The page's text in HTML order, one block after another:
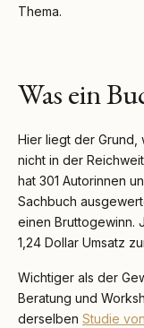
Thema.
Was ein
Hier liegt der Grund,
nicht in der
hat 301 Autorinnen
Sachbuch
einen Bruttogewinn.
1,24 Dollar Umsatz
Wichtiger als der
Beratung und
derselben Studie